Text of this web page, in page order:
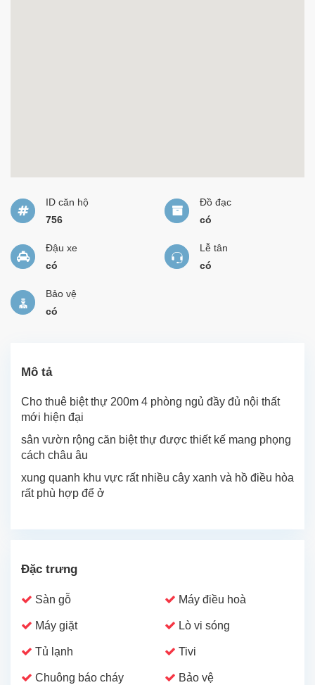
ID căn hộ
756
Đồ đạc
có
Đậu xe
có
Lễ tân
có
Bảo vệ
có
Mô tả
Cho thuê biệt thự 200m 4 phòng ngủ đầy đủ nội thất
mới hiện đại
sân vườn rộng căn biệt thự được thiết kế mang phọng
cách châu âu
xung quanh khu vực rất nhiều cây xanh và hồ điều hòa
rất phù hợp để ở
Đặc trưng
Sàn gỗ Máy điều hoà
Máy giặt Lò vi sóng
Tủ lạnh Tivi
Chuông báo cháy Bảo vệ